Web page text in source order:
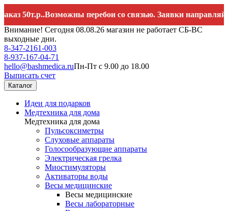
перебои со связью. Заявки направляйте на
Внимание! Сегодня 08.08.26 магазин не работает СБ-ВС
выходные дни.
8-347-2161-003
8-937-167-04-71
hello@bashmedica.ruПн-Пт с 9.00 до 18.00
Выписать счет
Каталог
Идеи для подарков
Медтехника для дома
Медтехника для дома
Пульсоксиметры
Слуховые аппараты
Голосообразующие аппараты
Электрическая грелка
Миостимуляторы
Активаторы воды
Весы медицинские
Весы медицинские
Весы лабораторные